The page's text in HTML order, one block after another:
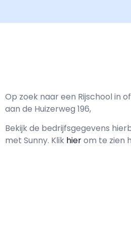
Op zoek naar een Rijschool in
aan de Huizerweg 196,
Bekijk de bedrijfsgegevens
met Sunny. Klik hierom te zien